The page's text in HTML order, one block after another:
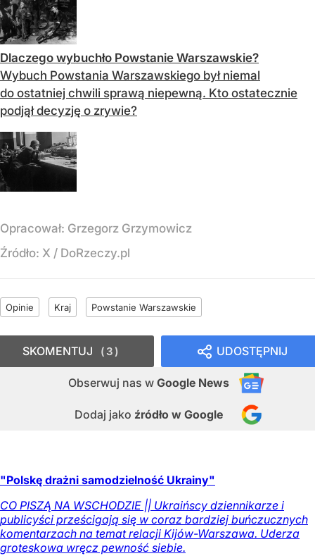
Dlaczego wybuchło Powstanie Warszawskie?
Wybuch Powstania Warszawskiego był niemal
do ostatniej chwili sprawą niepewną. Kto ostatecznie
podjął decyzję o zrywie?
Opracował: Grzegorz Grzymowicz
Źródło: X / DoRzeczy.pl
Opinie Kraj Powstanie Warszawskie
UDOSTĘPNIJ
Obserwuj nas w Google News
Dodaj jako źródło w Google
SKOMENTUJ 3
"Polskę drażni samodzielność Ukrainy"
CO PISZĄ NA WSCHODZIE || Ukraińscy dziennikarze i
publicyści prześcigają się w coraz bardziej buńczucznych
komentarzach na temat relacji Kijów-Warszawa. Uderza
groteskowa wręcz pewność siebie.